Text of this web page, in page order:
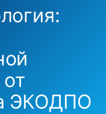
ЭКОДПО